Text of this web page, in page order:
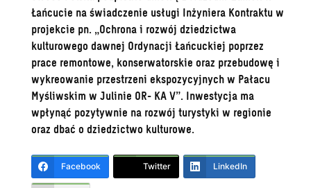
Łańcucie na świadczenie usługi Inżyniera Kontraktu w
projekcie pn. „Ochrona i rozwój dziedzictwa
kulturowego dawnej Ordynacji Łańcuckiej poprzez
prace remontowe, konserwatorskie oraz przebudowę i
wykreowanie przestrzeni ekspozycyjnych w Pałacu
Myśliwskim w Julinie OR- KA V”. Inwestycja ma
wpłynąć pozytywnie na rozwój turystyki w regionie
oraz dbać o dziedzictwo kulturowe.
Facebook Twitter LinkedIn